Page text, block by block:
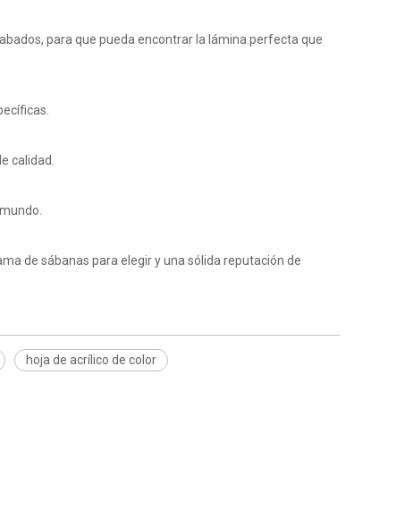
para que pueda encontrar la lámina perfecta que
calidad.
de sábanas para elegir y una sólida reputación de
hoja de acrílico de color